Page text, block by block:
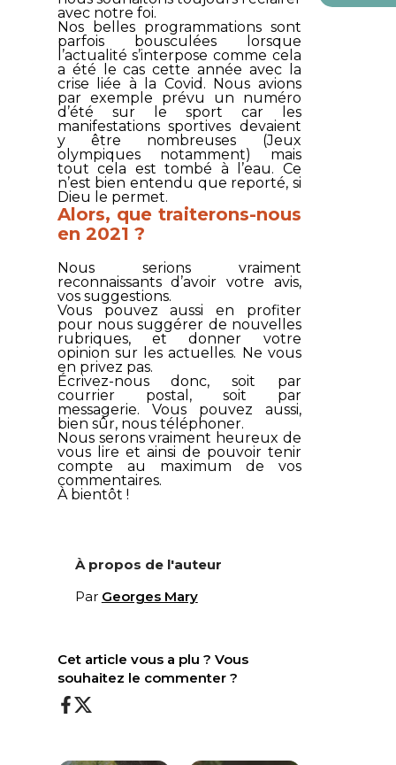
avec notre foi.
Nos belles programmations sont
parfois bousculées lorsque
l’actualité s’interpose comme cela
a été le cas cette année avec la
crise liée à la Covid. Nous avions
par exemple prévu un numéro
d’été sur le sport car les
manifestations sportives devaient
y être nombreuses (Jeux
olympiques notamment) mais
tout cela est tombé à l’eau. Ce
n’est bien entendu que reporté, si
Dieu le permet.
Alors, que traiterons-nous
en 2021 ?
Nous serions vraiment
reconnaissants d’avoir votre avis,
vos suggestions.
Vous pouvez aussi en profiter
pour nous suggérer de nouvelles
rubriques, et donner votre
opinion sur les actuelles. Ne vous
en privez pas.
Écrivez-nous donc, soit par
courrier postal, soit par
messagerie. Vous pouvez aussi,
bien sûr, nous téléphoner.
Nous serons vraiment heureux de
vous lire et ainsi de pouvoir tenir
compte au maximum de vos
commentaires.
À bientôt !
À propos de l'auteur
Par Georges Mary
Cet article vous a plu ? Vous
souhaitez le commenter ?